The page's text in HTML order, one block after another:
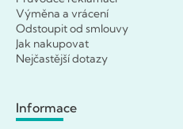
Výměna a vrácení
Odstoupit od smlouvy
Jak nakupovat
Nejčastější dotazy
Informace